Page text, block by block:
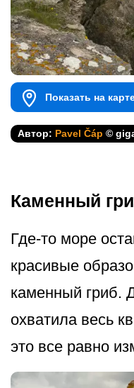
Показать на
Автор: Pavel Čáp ©
Каменный
Где-то море
красивые
каменный гриб.
охватила весь
это все равно